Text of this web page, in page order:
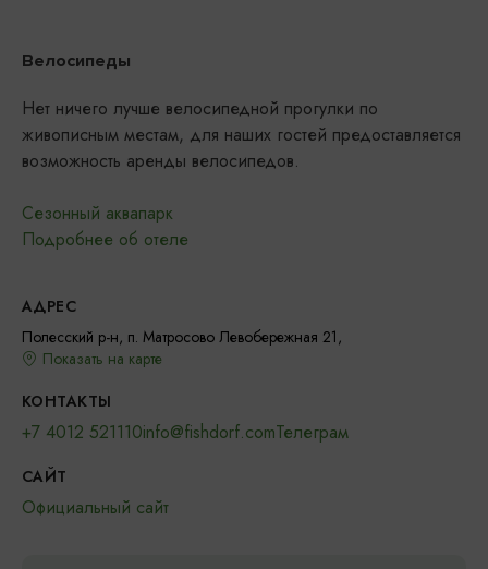
Велосипеды
Нет ничего лучше велосипедной прогулки по
живописным местам, для наших гостей предоставляется
возможность аренды велосипедов.
Сезонный аквапарк
Подробнее об отеле
АДРЕС
Полесский р-н, п. Матросово Левобережная 21,
Показать на карте
КОНТАКТЫ
+7 4012 521110info@fishdorf.comТелеграм
САЙТ
Официальный сайт